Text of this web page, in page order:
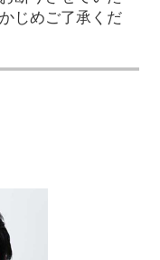
じめご了承くだ